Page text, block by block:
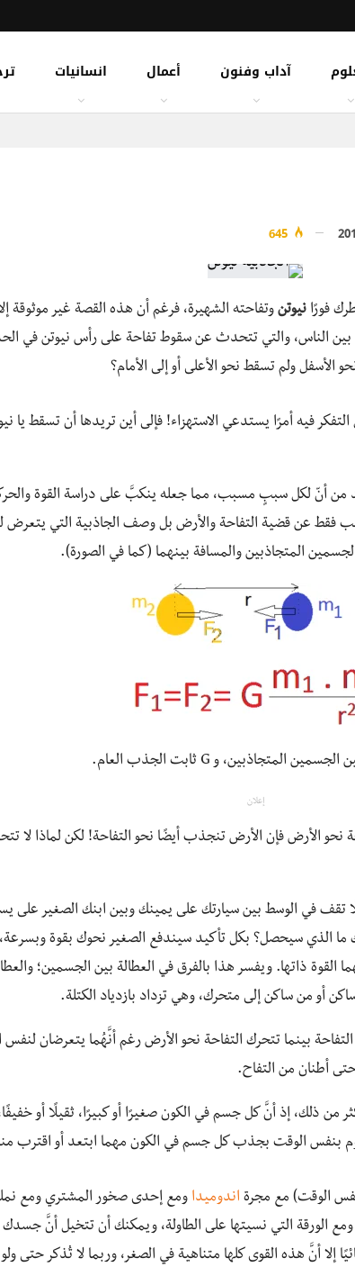
آداب وفنون أعمال انسانيات
فورًا نيوتنوتفاحته الشهيرة، فرغم أن هذه القصة غير موثوقة
بين الناس، والتي تتحدث عن سقوط تفاحة على رأس نيوتن في
الأسفل ولم تسقط نحو الأعلى أو إلى الأمام؟
فيه أمرًا يستدعي الاستهزاء! فإلى أين تريدها أن تسقط يا
من أنّ لكل سببٍ مسبب، مما جعله ينكبَّ على دراسة القوة
فقط عن قضية التفاحة والأرض بل وصف الجاذبية التي
المتجاذبين والمسافة بينهما (كما في الصورة).
إعلان
نحو الأرض فإن الأرض تنجذب أيضًا نحو التفاحة! لكن لماذا لا
تقف في الوسط بين سيارتك على يمينك وبين ابنك الصغير على
الذي سيحصل؟ بكل تأكيد سيندفع الصغير نحوك بقوة وبسرعة،
القوة ذاتها. ويفسر هذا بالفرق في العطالة بين الجسمين؛
أو من ساكن إلى متحرك، وهي تزداد بازدياد الكتلة.
بينما تتحرك التفاحة نحو الأرض رغم أنَّهُما يتعرضان لنفس
أطنان من التفاح.
من ذلك، إذ أنَّ كل جسم في الكون صغيرًا أو كبيرًا، ثقيلًا أو
الوقت بجذب كل جسم في الكون مهما ابتعد أو اقترب
الوقت) مع مجرة اندوميدا ومع إحدى صخور المشتري ومع
الورقة التي نسيتها على الطاولة، ويمكنك أن تتخيل أنَّ
إلا أنَّ هذه القوى كلها متناهية في الصغر، وربما لا تُذكر حتى